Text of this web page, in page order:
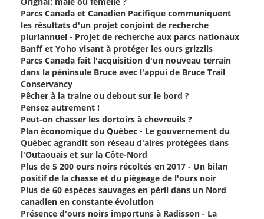
Parcs Canada et Canadien Pacifique communiquent
les résultats d'un projet conjoint de recherche
pluriannuel - Projet de recherche aux parcs nationaux
Banff et Yoho visant à protéger les ours grizzlis
Parcs Canada fait l'acquisition d'un nouveau terrain
dans la péninsule Bruce avec l'appui de Bruce Trail
Conservancy
Pêcher à la traine ou debout sur le bord ?
Pensez autrement !
Peut-on chasser les dortoirs à chevreuils ?
Plan économique du Québec - Le gouvernement du
Québec agrandit son réseau d'aires protégées dans
l'Outaouais et sur la Côte-Nord
Plus de 5 200 ours noirs récoltés en 2017 - Un bilan
positif de la chasse et du piégeage de l'ours noir
Plus de 60 espèces sauvages en péril dans un Nord
canadien en constante évolution
Présence d'ours noirs importuns à Radisson - La